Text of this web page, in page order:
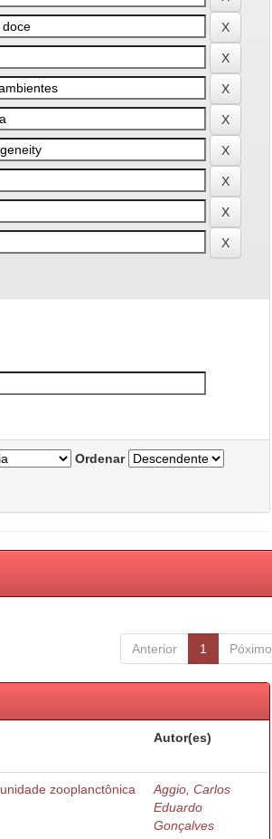
Ordenar
Anterior 1 Póximo
Autor(es)
zooplanctônica
Aggio, Carlos
Eduardo
Gonçalves